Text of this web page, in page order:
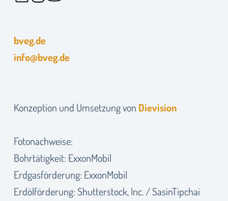
bveg.de
info@bveg.de
Konzeption und Umsetzung von Dievision
Fotonachweise:
Bohrtätigkeit: ExxonMobil
Erdgasförderung: ExxonMobil
Erdölförderung: Shutterstock, Inc. / SasinTipchai